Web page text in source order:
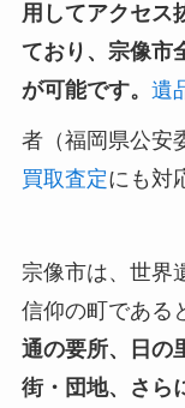
用してアクセス
ており、宗像市
が可能です。 遺
者（福岡県公安
買取査定にも対
宗像市は、世界
信仰の町である
通の要所、日の
街・団地、さら